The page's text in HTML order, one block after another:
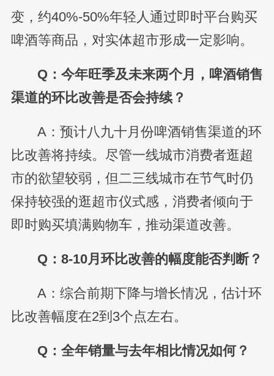
变，约40%-50%年轻人通过即时平台购买
啤酒等商品，对实体超市形成一定影响。
Q：今年旺季及未来两个月，啤酒销售
渠道的环比改善是否会持续？
A：预计八九十月份啤酒销售渠道的环
比改善将持续。尽管一线城市消费者逛超
市的欲望较弱，但二三线城市在节气时仍
保持较强的逛超市仪式感，消费者倾向于
即时购买填满购物车，推动渠道改善。
Q：8-10月环比改善的幅度能否判断？
A：综合前期下降与增长情况，估计环
比改善幅度在2到3个点左右。
Q：全年销量与去年相比情况如何？